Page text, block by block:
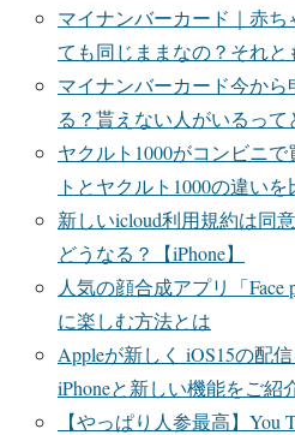
マイナンバーカード｜赤
ても同じままなの？それと
マイナンバーカード今か
る？貰えない人がいるって
ヤクルト1000がコンビニ
トとヤクルト1000の違い
新しいicloud利用規約は同
どうなる？【iPhone】
人気の顔合成アプリ「
に楽しむ方法とは
Appleが新しく iOS15の配
iPhoneと新しい機能をご紹
【やっぱり人参最高】You